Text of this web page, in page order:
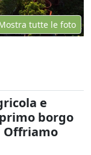
tutte le foto
e
borgo
Offriamo